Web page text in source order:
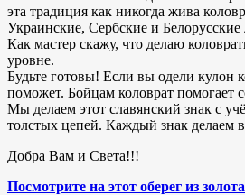
эта традиция как никогда жива
Украинские, Сербские и
Как мастер скажу, что делаю
уровне.
Будьте готовы! Если вы одели кулон
поможет. Бойцам коловрат помогает
Мы делаем этот славянский знак с
толстых цепей. Каждый знак делаем
Добра Вам и Света!!!
Посмотрите на этот оберег из золота